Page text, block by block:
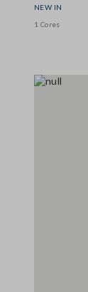
NEW IN
1 Cores